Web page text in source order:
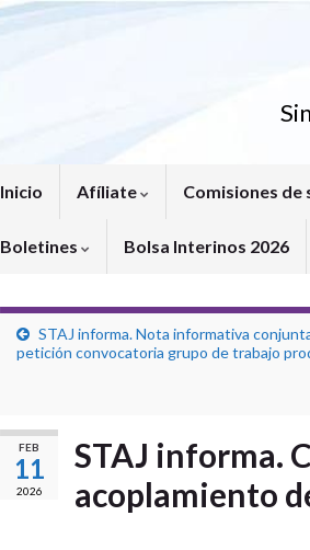
Inicio Afíliate Comisiones de
Boletines Bolsa Interinos 2026
STAJ informa. Nota informativa
petición convocatoria grupo de trabajo
FEB
11
2026
STAJ informa.
acoplamiento